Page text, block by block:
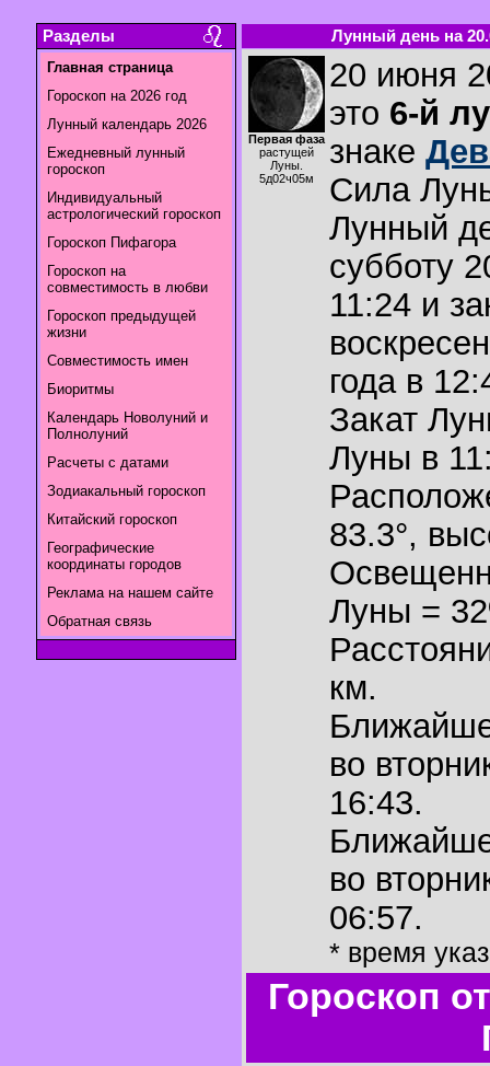
Разделы
Главная страница
Гороскоп на 2026 год
Лунный календарь 2026
Ежедневный лунный
гороскоп
Индивидуальный
астрологический гороскоп
Гороскоп Пифагора
Гороскоп на
совместимость в любви
Гороскоп предыдущей
жизни
Совместимость имен
Биоритмы
Календарь Новолуний и
Полнолуний
Расчеты с датами
Зодиакальный гороскоп
Китайский гороскоп
Географические
координаты городов
Реклама на нашем сайте
Обратная связь
Лунный день на
Первая фаза
растущей
Луны.
5д02ч05м
20 июня
это 6-й
знаке
Сила
Лунный
субботу
11:24 и
года в
Закат
Луны в
83.3°,
Луны =
км.
во
16:43.
во
06:57.
* время
Гороскоп